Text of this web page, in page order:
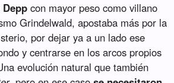
con mayor peso como villano
Grindelwald, apostaba más por la
por dejar ya a un lado ese
y centrarse en los arcos propios
evolución natural que también